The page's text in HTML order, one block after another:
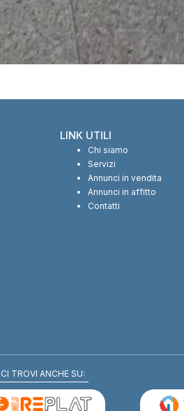
LINK UTILI
Chi siamo
Servizi
Annunci in vendita
Annunci in affitto
Contatti
CI TROVI ANCHE SU: